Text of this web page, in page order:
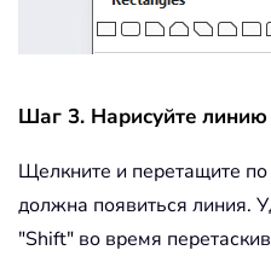
Шаг 3. Нарисуйте линию
Щелкните и перетащите по
должна появиться линия.
"Shift" во время